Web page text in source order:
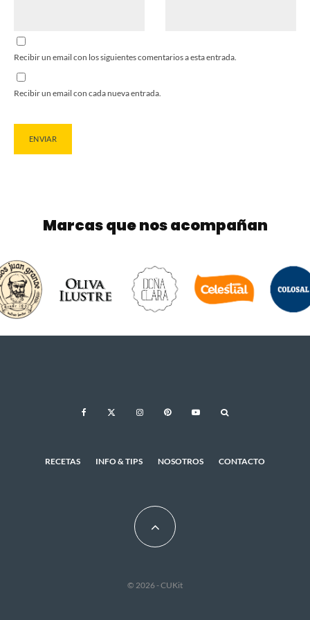
Recibir un email con los siguientes comentarios a esta entrada.
Recibir un email con cada nueva entrada.
Marcas que nos acompañan
RECETAS INFO & TIPS NOSOTROS CONTACTO
© 2026 - CUKit